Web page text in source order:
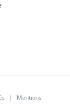
| Mentions